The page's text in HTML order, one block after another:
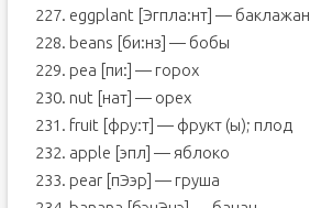
227. eggplant [Эгпла:нт] — баклажан
228. beans [би:нз] — бобы
229. pea [пи:] — горох
230. nut [нат] — орех
231. fruit [фру:т] — фрукт (ы); плод
232. apple [эпл] — яблоко
233. pear [пЭэр] — груша